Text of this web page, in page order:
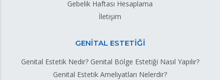
Gebelik Haftası Hesaplama
İletişim
GENİTAL ESTETİĞİ
Genital Estetik Nedir? Genital Bölge Estetiği Nasıl Yapılır?
Genital Estetik Ameliyatları Nelerdir?